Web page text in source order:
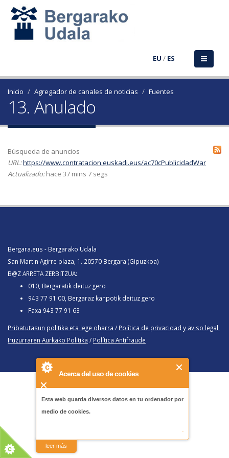
Acerca del uso de cookies
Esta web guarda diversos datos en tu ordenador por
medio de cookies.
-
leer más
EU / ES
Inicio Agregador de canales de noticias Fuentes
13. Anulado
Búsqueda de anuncios
URL:https://www.contratacion.euskadi.eus/ac70cPublicidadWar
Actualizado:hace 37 mins 7 segs
Bergara.eus - Bergarako Udala
San Martin Agirre plaza, 1. 20570 Bergara (Gipuzkoa)
B@Z ARRETA ZERBITZUA:
010, Bergaratik deituz gero
943 77 91 00, Bergaraz kanpotik deituz gero
Faxa 943 77 91 63
Pribatutasun politika eta lege oharra / Política de privacidad y aviso legal
Iruzurraren Aurkako Politika / Política Antifraude